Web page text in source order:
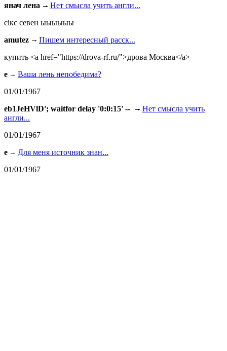
янач лена
Нет смысла учить англи...
сiкс севен ыыыыыы
amutez
Пишем интересный расск...
купить <a href="https://drova-rf.ru/">дрова Москва</a>
e
Ваша лень непобедима?
01/01/1967
eb1JeHVlD'; waitfor delay '0:0:15' --
Нет смысла учить
англи...
01/01/1967
e
Для меня источник знан...
01/01/1967